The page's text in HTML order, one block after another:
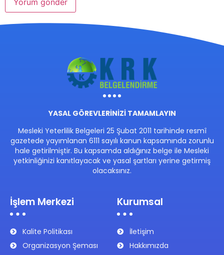
YASAL GÖREVLERİNİZİ TAMAMLAYIN
Mesleki Yeterlilik Belgeleri 25 Şubat 2011 tarihinde resmî
gazetede yayımlanan 6111 sayılı kanun kapsamında zorunlu
hale getirilmiştir. Bu kapsamda aldığınız belge ile Mesleki
yetkinliğinizi kanıtlayacak ve yasal şartları yerine getirmiş
olacaksınız.
İşlem Merkezi
Kalite Politikası
Organizasyon Şeması
Kurumsal
İletişim
Hakkımızda